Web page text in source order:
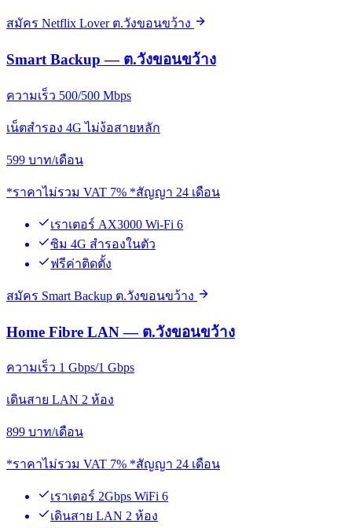
สมัคร Netflix Lover ต.วังขอนขว้าง
Smart Backup — ต.วังขอนขว้าง
ความเร็ว 500/500 Mbps
เน็ตสำรอง 4G ไม่ง้อสายหลัก
599 บาท/เดือน
*ราคาไม่รวม VAT 7% *สัญญา 24 เดือน
เราเตอร์ AX3000 Wi-Fi 6
ซิม 4G สำรองในตัว
ฟรีค่าติดตั้ง
สมัคร Smart Backup ต.วังขอนขว้าง
Home Fibre LAN — ต.วังขอนขว้าง
ความเร็ว 1 Gbps/1 Gbps
เดินสาย LAN 2 ห้อง
899 บาท/เดือน
*ราคาไม่รวม VAT 7% *สัญญา 24 เดือน
เราเตอร์ 2Gbps WiFi 6
เดินสาย LAN 2 ห้อง